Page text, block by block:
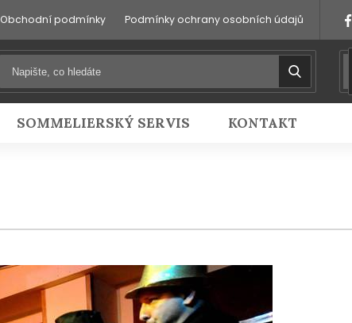
Obchodní podmínky Podmínky ochrany osobních údajů
SOMMELIERSKÝ SERVIS KONTAKT